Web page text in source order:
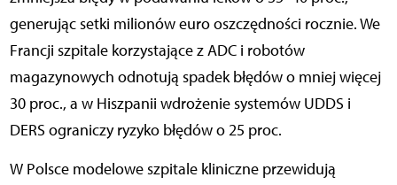
generując setki milionów euro oszczędności rocznie. We
Francji szpitale korzystające z ADC i robotów
magazynowych odnotują spadek błędów o mniej więcej
30 proc., a w Hiszpanii wdrożenie systemów UDDS i
DERS ograniczy ryzyko błędów o 25 proc.
W Polsce modelowe szpitale kliniczne przewidują